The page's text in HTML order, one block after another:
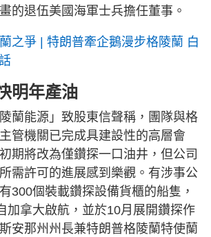
的退伍美國海軍士兵擔任董事。
之爭 | 特朗普牽企鵝漫步格陵蘭 白
明年產油
蘭能源」致股東信聲稱，團隊與格
管機關已完成具建設性的高層會
期將改為僅鑽探一口油井，但公司
需許可的進展感到樂觀。有涉事公
300個裝載鑽探設備貨櫃的船隻，
加拿大啟航，並於10月展開鑽探作
安那州州長兼特朗普格陵蘭特使蘭